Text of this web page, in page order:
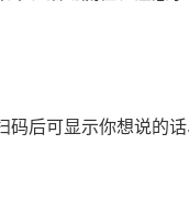
码后可显示你想说的